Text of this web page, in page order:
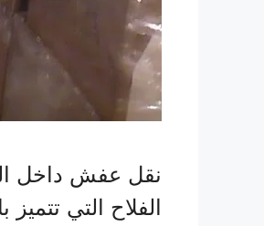
نقل عفش داخل
الفلاح التي